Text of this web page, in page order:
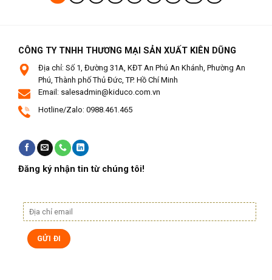
CÔNG TY TNHH THƯƠNG MẠI SẢN XUẤT KIÊN DŨNG
Địa chỉ: Số 1, Đường 31A, KĐT An Phú An Khánh, Phường An
Phú, Thành phố Thủ Đức, TP. Hồ Chí Minh
Email: salesadmin@kiduco.com.vn
Hotline/Zalo: 0988.461.465
Đăng ký nhận tin từ chúng tôi!